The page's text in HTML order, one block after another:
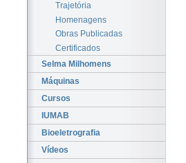
Trajetória
Homenagens
Obras Publicadas
Certificados
Selma Milhomens
Máquinas
Cursos
IUMAB
Bioeletrografia
Vídeos